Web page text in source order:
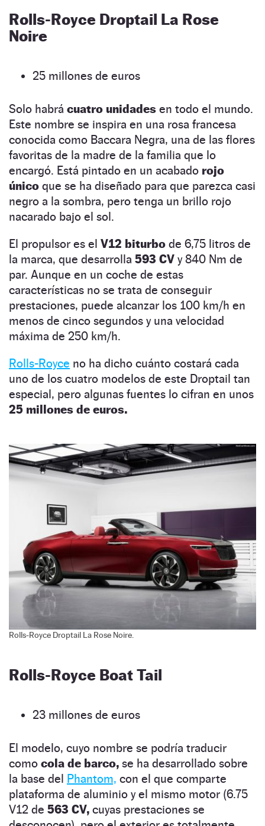
Rolls-Royce Droptail La Rose
Noire
25 millones de euros
Solo habrá cuatro unidades en todo el mundo.
Este nombre se inspira en una rosa francesa
conocida como Baccara Negra, una de las flores
favoritas de la madre de la familia que lo
encargó. Está pintado en un acabado rojo
único que se ha diseñado para que parezca casi
negro a la sombra, pero tenga un brillo rojo
nacarado bajo el sol.
El propulsor es el V12 biturbo de 6,75 litros de
la marca, que desarrolla 593 CV y 840 Nm de
par. Aunque en un coche de estas
características no se trata de conseguir
prestaciones, puede alcanzar los 100 km/h en
menos de cinco segundos y una velocidad
máxima de 250 km/h.
Rolls-Royce no ha dicho cuánto costará cada
uno de los cuatro modelos de este Droptail tan
especial, pero algunas fuentes lo cifran en unos
25 millones de euros.
Rolls-Royce Droptail La Rose Noire.
Rolls-Royce Boat Tail
23 millones de euros
El modelo, cuyo nombre se podría traducir
como cola de barco, se ha desarrollado sobre
la base del Phantom, con el que comparte
plataforma de aluminio y el mismo motor (6.75
V12 de 563 CV, cuyas prestaciones se